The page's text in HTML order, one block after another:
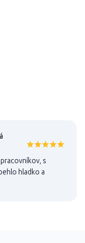
s
hladko a